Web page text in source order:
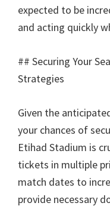
expected to be
and acting quickly
## Securing Your
Strategies
Given the
your chances of
Etihad Stadium is
tickets in multiple
match dates to
provide necessary